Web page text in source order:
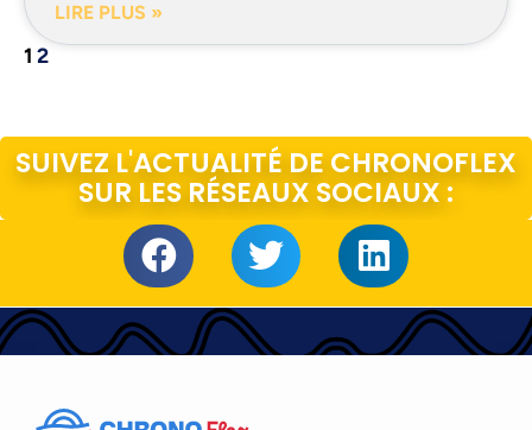
LIRE PLUS »
1 2
SUIVEZ L'ACTUALITÉ DE CHRONOFLEX
SUR LES RÉSEAUX SOCIAUX :